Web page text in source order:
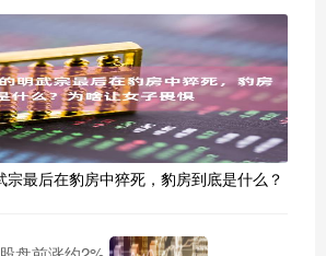
最后在豹房中猝死，豹房到底是什么？